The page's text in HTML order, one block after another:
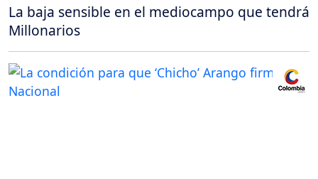
La baja sensible en el mediocampo que tendrá
Millonarios